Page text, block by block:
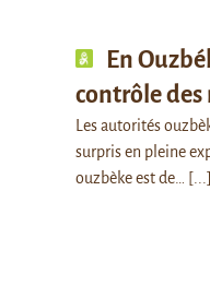
En
contrôle des
Les autorités
surpris en pleine
ouzbèke est de…
[...]